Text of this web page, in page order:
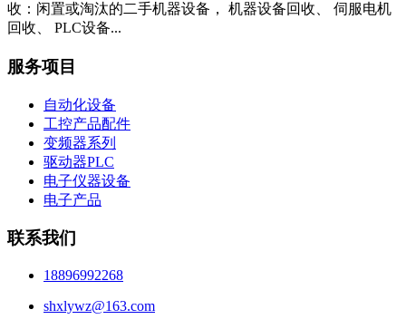
收：闲置或淘汰的二手机器设备， 机器设备回收、 伺服电机
回收、 PLC设备...
服务项目
自动化设备
工控产品配件
变频器系列
驱动器PLC
电子仪器设备
电子产品
联系我们
18896992268
shxlywz@163.com